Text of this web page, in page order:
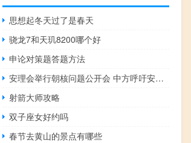
思想起冬天过了是春天
骁龙7和天玑8200哪个好
申论对策题答题方法
安理会举行朝核问题公开会 中方呼吁安理会为重启对话发挥建设性作用
射箭大师攻略
双子座女好约吗
春节去黄山的景点有哪些